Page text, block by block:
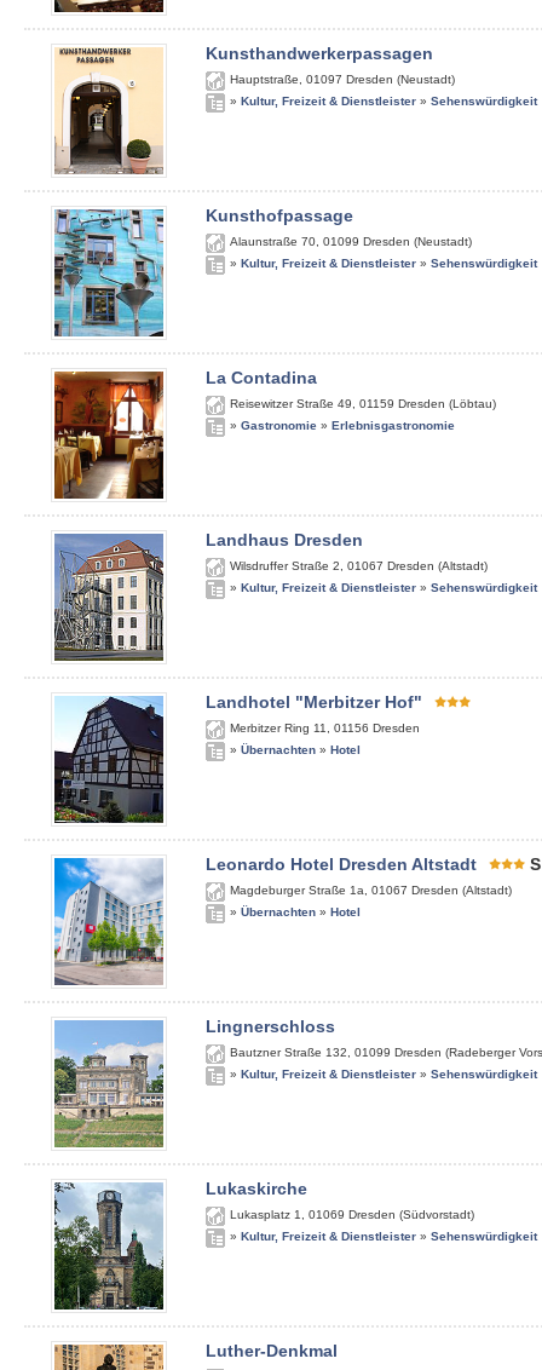
Kunsthandwerkerpassagen
Hauptstraße 01097 Dresden (Neustadt)
» Kultur, Freizeit & Dienstleister » Sehenswürdigkeit
Kunsthofpassage
Alaunstraße 70 01099 Dresden (Neustadt)
» Kultur, Freizeit & Dienstleister » Sehenswürdigkeit
La Contadina
Reisewitzer Straße 49 01159 Dresden (Löbtau)
» Gastronomie » Erlebnisgastronomie
Landhaus Dresden
Wilsdruffer Straße 2 01067 Dresden (Altstadt)
» Kultur, Freizeit & Dienstleister » Sehenswürdigkeit
Landhotel "Merbitzer Hof"
Merbitzer Ring 11 01156 Dresden
» Übernachten » Hotel
Leonardo Hotel Dresden Altstadt S
Magdeburger Straße 1a 01067 Dresden (Altstadt)
» Übernachten » Hotel
Lingnerschloss
Bautzner Straße 132 01099 Dresden (Radeberger
» Kultur, Freizeit & Dienstleister » Sehenswürdigkeit
Lukaskirche
Lukasplatz 1 01069 Dresden (Südvorstadt)
» Kultur, Freizeit & Dienstleister » Sehenswürdigkeit
Luther-Denkmal